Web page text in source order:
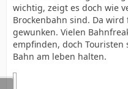
wichtig, zeigt es doch wie
Brockenbahn sind. Da
gewunken. Vielen
empfinden, doch
Bahn am leben halten.